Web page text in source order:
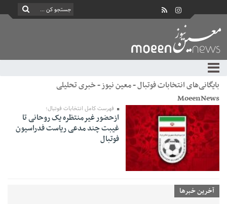
بایگانی‌های انتخابات فوتبال - معین نیوز - خبری تحلیلی
MoeenNews
فهرست کامل انتخابات فوتبال؛
ازحضور غیرمنتظره یک روحانی تا
غیبت چند مدعی ریاست فدراسیون
فوتبال
آخرین خبرها